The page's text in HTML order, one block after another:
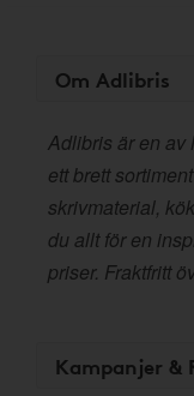
Om Adlibris
Adlibris är en av
ett brett
skrivmaterial,
du allt för en
priser. Fraktfritt
Kampanjer &